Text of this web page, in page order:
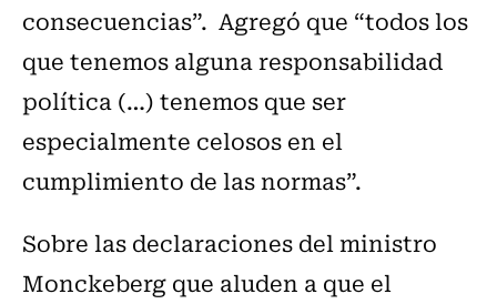
consecuencias”. Agregó que “todos los
que tenemos alguna responsabilidad
política (…) tenemos que ser
especialmente celosos en el
cumplimiento de las normas”.
Sobre las declaraciones del ministro
Monckeberg que aluden a que el